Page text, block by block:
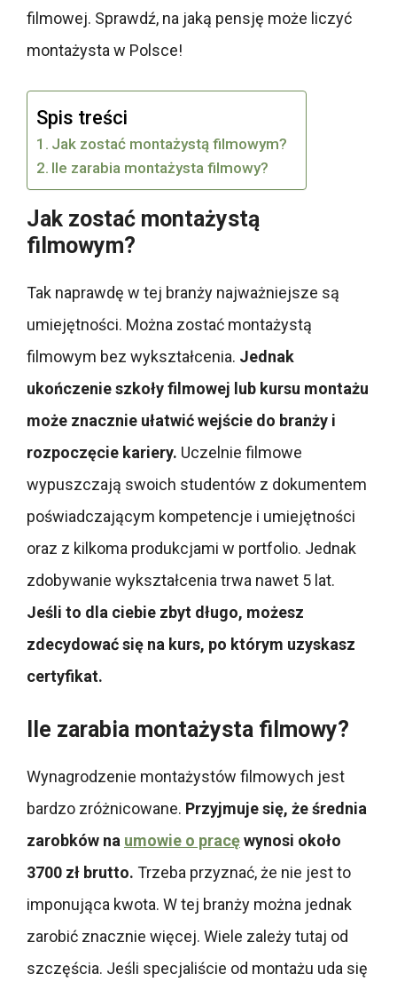
filmowej. Sprawdź, na jaką pensję może liczyć
montażysta w Polsce!
Spis treści
Jak zostać montażystą filmowym?
Ile zarabia montażysta filmowy?
Jak zostać montażystą
filmowym?
Tak naprawdę w tej branży najważniejsze są
umiejętności. Można zostać montażystą
filmowym bez wykształcenia. Jednak
ukończenie szkoły filmowej lub kursu montażu
może znacznie ułatwić wejście do branży i
rozpoczęcie kariery. Uczelnie filmowe
wypuszczają swoich studentów z dokumentem
poświadczającym kompetencje i umiejętności
oraz z kilkoma produkcjami w portfolio. Jednak
zdobywanie wykształcenia trwa nawet 5 lat.
Jeśli to dla ciebie zbyt długo, możesz
zdecydować się na kurs, po którym uzyskasz
certyfikat.
Ile zarabia montażysta filmowy?
Wynagrodzenie montażystów filmowych jest
bardzo zróżnicowane. Przyjmuje się, że średnia
zarobków na umowie o pracęwynosi około
3700 zł brutto. Trzeba przyznać, że nie jest to
imponująca kwota. W tej branży można jednak
zarobić znacznie więcej. Wiele zależy tutaj od
szczęścia. Jeśli specjaliście od montażu uda się